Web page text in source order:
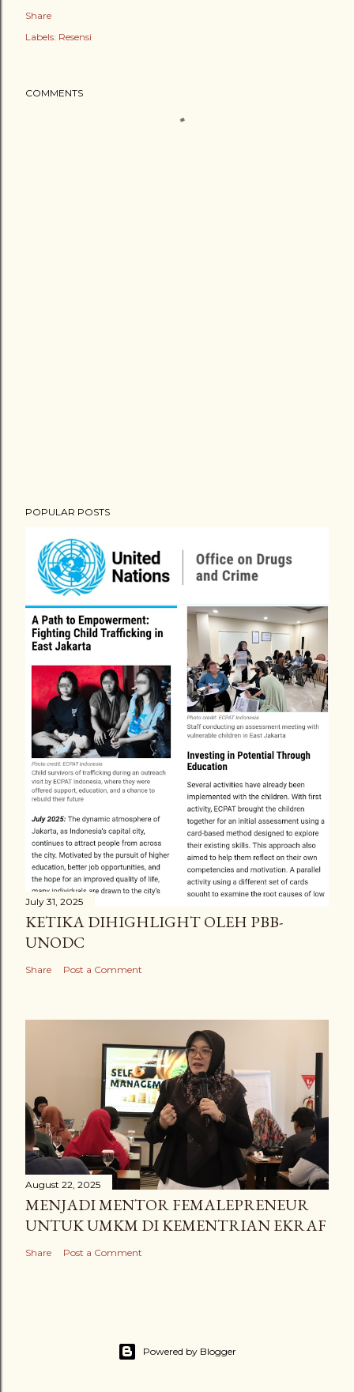
Share
Labels: Resensi
COMMENTS
POPULAR POSTS
July 31, 2025
KETIKA DIHIGHLIGHT OLEH PBB-
UNODC
Share Post a Comment
August 22, 2025
MENJADI MENTOR FEMALEPRENEUR
UNTUK UMKM DI KEMENTRIAN EKRAF
Share Post a Comment
Powered by Blogger